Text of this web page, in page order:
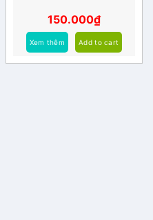
150.000₫
Xem thêm Add to cart